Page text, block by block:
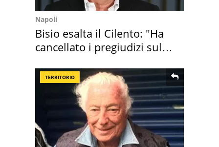
Napoli
Bisio esalta il Cilento: "Ha
cancellato i pregiudizi sul
TERRITORIO